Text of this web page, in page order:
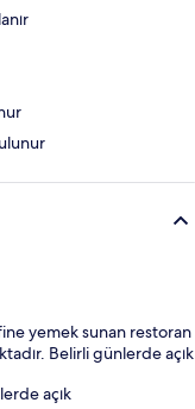
yemek sunan restoran
Belirli günlerde açık
açık